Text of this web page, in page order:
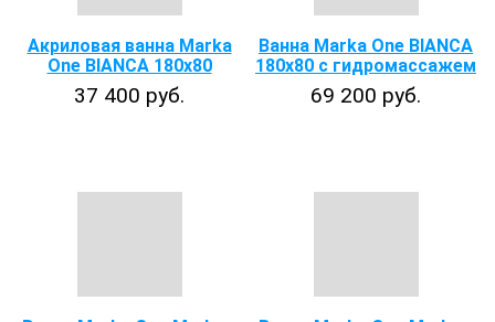
Акриловая ванна Marka
One BIANCA 180x80
37 400 руб.
Ванна Marka One BIANCA
180x80 с гидромассажем
69 200 руб.